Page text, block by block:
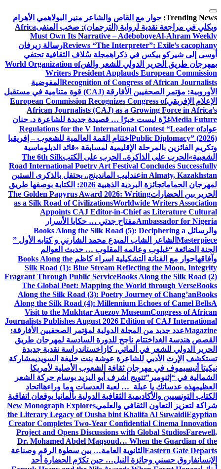
التجاوز
إلى
المحتوى
Trending News: حوار مع القاص والشاعر منير البولاهمي الأهرام
ويكلي في مراجعة نقدية لرواية (الترجمان): صخب المنفىAfrica
Must Own Its Narrative – AdeboboyeAl-Ahram Weekly
Reviews “The Interpreter”: Exile’s cacophanyرسالة زيرفان
أوسى إلى شيركو بيكس في ذكراهمجلة سُلاف الثقافية تحتفي
بمهرجان طريق الحرير الدولي للشعر والفنWorld Organization of
Writers President Applauds European Commission
Recognition of Congress of African Journalists المفوضية
الأوروبية: مؤتمر الصحفيين الأفارقة (CAJ) قوة متنامية في مستقبل
الإعلام الإفريقيEuropean Commission Recognizes Congress of
African Journalists (CAJ) as a Growing Force in Africa’s
Media Futureغزّة ليست خبرًا … قصيدة جديدة للشاعرة د. حنان
عوادRegulations for the V International Contest “Leader of
Public Diplomacy” (2026) اختتام القمة العالمية للشعوب – إفريقيا
وتكريم الفائزين بالمرحلة الإقليمية لمسابقة «قائد الدبلوماسية
الشعبية» الحرب على الذاكرة.. الحرب على الكتبThe 6th Silk
Road International Poetry Art Festival Concludes Successfully
in Almaty, Kazakhstanعندليب الماندينج.. يحتفل بالذكرى الستين
لمهرجان الحمامات
جائزة البردية الذهبية 2026: الكتابة بوصفها طريق
الحرير بين الحضاراتThe Golden Papyrus Award 2026: Writing
as a Silk Road of CivilizationsWorldwide Writers Association
Appoints CAJ Editor-in-Chief as Literature Cultural
Ambassador for Nigeriaمفتاح جدتي … حكايا الأسرار
والرسائل Books Along the Silk Road (5): Deciphering a
Masterpiece الشاعر الشاب المبدع محمد الشارني و كتابه الأول ”
الجنة الضائعة “غيلوب وعالمه المقلوب … حديث العوالم
وآفاقهاحوار مع الفنانة التشكيلية اسراء كاظم Books Along the
Silk Road (1): Blue Stream Reflecting the Moon, Integrity
Fragrant Through Public ServiceBooks Along the Silk Road (2)
The Global Poet: Mapping the World through VerseBooks
Along the Silk Road (3): Poetry Journey of Chang’anBooks
Along the Silk Road (4): Millennium Echoes of Camel BellsA
Visit to the Mukhtar Auezov MuseumCongress of African
Journalists Publishes August 2026 Edition of CAJ International
Magazineعدد جديد من المجلة الدولية لمؤتمر الصحفيين الأفارقة:
القصص هندسة الغد اختتام ناجح للدورة السادسة لمهرجان طريق
الحرير الدولي للشعر في ألماتي، كازاخستاندراسة نقدية جديدة
تستكشف الإرث الأدبي للشاعرة عوشة بنت خليفة السويديمشاركة
نيكيتا أنيسيموف في مهرجان ثقافة الشعوب الأصلية لأمريكا
الشمالية في “إثنومير”تتويج أشرف أبو اليزيد بوسام حركة الشعر
العظيمهذه عدساتك يا عبلة … لعبة العدسات وما وراءها اتحاد
الكتاب التونسيين والأكاديمية الثقافية الدولية بألمانيا يوقعان اتفاقية
شراكة لتعزيز التعاون الثقافي والعلميNew Monograph Explores
the Literary Legacy of Ousha bint Khalifa Al SuwaidiEgyptian
Creator Completes Two-Year Confidential Cinema Innovation
Project and Opens Discussions with Global StudiosFarewell,
Dr. Mohamed Abdel Maqsoud… When the Guardian of the
Eastern Gate Departs الثانوية العامة… بين سطوة الرقم وصناعة
الإنسانفاروق حسني وجائزة النيل… حين تكرّم الحضارة أحد